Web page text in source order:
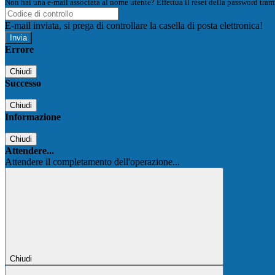
Non hai una e-mail associata al nome utente? Effettua il reset della password
E-mail inviata, si prega di controllare la casella di posta elettronica!
Errore
Chiudi
Successo
Chiudi
Informazione
Chiudi
Attendere...
Attendere il completamento dell'operazione...
Chiudi